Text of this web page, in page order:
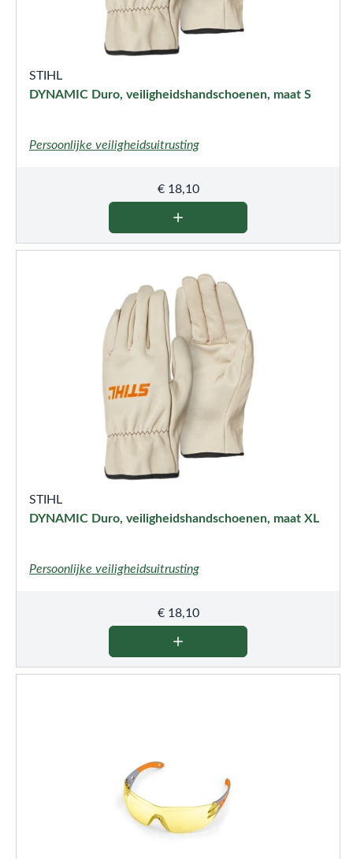
STIHL
DYNAMIC Duro, veiligheidshandschoenen, maat S
Persoonlijke veiligheidsuitrusting
€18,10
STIHL
DYNAMIC Duro, veiligheidshandschoenen, maat XL
Persoonlijke veiligheidsuitrusting
€18,10